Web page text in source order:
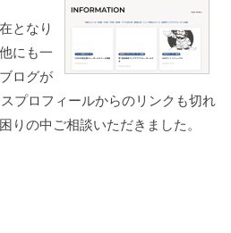
となり
にも一
ログが
プロフィールからのリンクも切れ
りの中ご相談いただきました。